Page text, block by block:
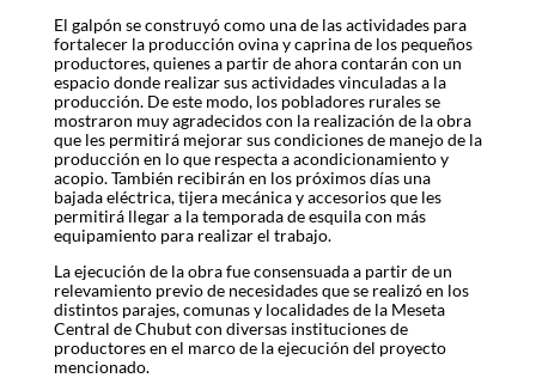
El galpón se construyó como una de las actividades para
fortalecer la producción ovina y caprina de los pequeños
productores, quienes a partir de ahora contarán con un
espacio donde realizar sus actividades vinculadas a la
producción. De este modo, los pobladores rurales se
mostraron muy agradecidos con la realización de la obra
que les permitirá mejorar sus condiciones de manejo de la
producción en lo que respecta a acondicionamiento y
acopio. También recibirán en los próximos días una
bajada eléctrica, tijera mecánica y accesorios que les
permitirá llegar a la temporada de esquila con más
equipamiento para realizar el trabajo.
La ejecución de la obra fue consensuada a partir de un
relevamiento previo de necesidades que se realizó en los
distintos parajes, comunas y localidades de la Meseta
Central de Chubut con diversas instituciones de
productores en el marco de la ejecución del proyecto
mencionado.